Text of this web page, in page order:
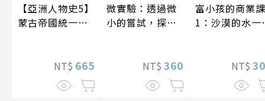
【亞洲人物史5】
蒙古帝國統一歐
NT$ 665
微實驗：透過微
小的嘗試，探索
NT$ 360
富小孩的商業課
1：沙漠的水一
NT$